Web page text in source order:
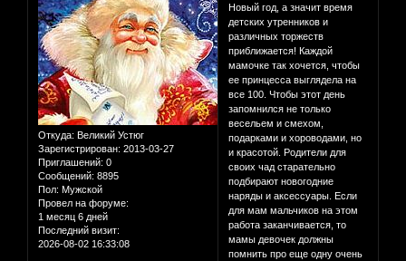
Откуда: Великий Устюг
Зарегистрирован: 2013-03-27
Приглашений: 0
Сообщений: 8895
Пол: Мужской
Провел на форуме:
1 месяц 6 дней
Последний визит:
2026-08-02 16:33:08
Новый год, а значит время
детских утренников и
различных торжеств
приближается! Каждой
мамочке так хочется, чтобы
ее принцесса выглядела на
все 100. Чтобы этот день
запомнился не только
весельем и смехом,
подарками и хороводами, но
и красотой. Родители для
своих чад старательно
подбирают новогодние
наряды и аксессуары. Если
для мам мальчиков на этом
работа заканчивается, то
мамы девочек должны
помнить про еще одну очень